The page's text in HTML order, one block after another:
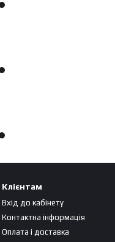
Клієнтам
Вхід до кабінету
Контактна інформація
Оплата і доставка